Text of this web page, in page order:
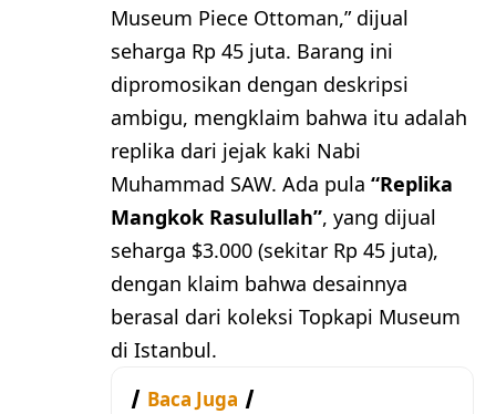
Museum Piece Ottoman,” dijual
seharga Rp 45 juta. Barang ini
dipromosikan dengan deskripsi
ambigu, mengklaim bahwa itu adalah
replika dari jejak kaki Nabi
Muhammad SAW. Ada pula “Replika
Mangkok Rasulullah”, yang dijual
seharga $3.000 (sekitar Rp 45 juta),
dengan klaim bahwa desainnya
berasal dari koleksi Topkapi Museum
di Istanbul.
Baca Juga